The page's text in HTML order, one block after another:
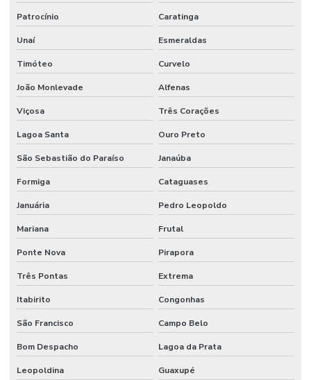
Patrocínio Caratinga
Unaí Esmeraldas
Timóteo Curvelo
João Monlevade Alfenas
Viçosa Três Corações
Lagoa Santa Ouro Preto
São Sebastião do Paraíso Janaúba
Formiga Cataguases
Januária Pedro Leopoldo
Mariana Frutal
Ponte Nova Pirapora
Três Pontas Extrema
Itabirito Congonhas
São Francisco Campo Belo
Bom Despacho Lagoa da Prata
Leopoldina Guaxupé